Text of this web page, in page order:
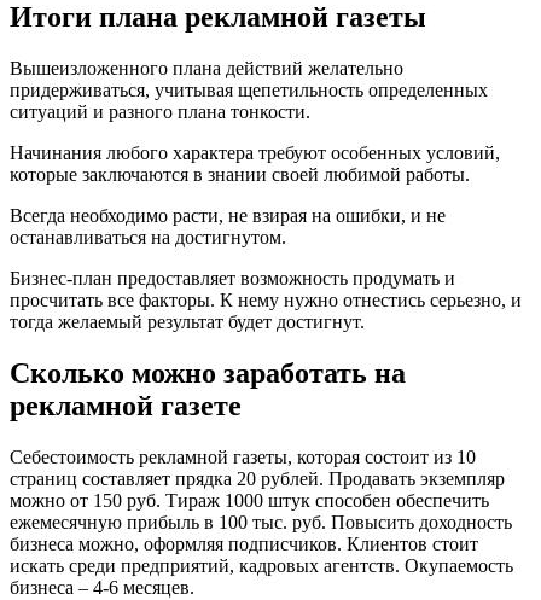
Итоги плана рекламной газеты
Вышеизложенного плана действий желательно
придерживаться, учитывая щепетильность определенных
ситуаций и разного плана тонкости.
Начинания любого характера требуют особенных условий,
которые заключаются в знании своей любимой работы.
Всегда необходимо расти, не взирая на ошибки, и не
останавливаться на достигнутом.
Бизнес-план предоставляет возможность продумать и
просчитать все факторы. К нему нужно отнестись серьезно, и
тогда желаемый результат будет достигнут.
Сколько можно заработать на
рекламной газете
Себестоимость рекламной газеты, которая состоит из 10
страниц составляет прядка 20 рублей. Продавать экземпляр
можно от 150 руб. Тираж 1000 штук способен обеспечить
ежемесячную прибыль в 100 тыс. руб. Повысить доходность
бизнеса можно, оформляя подписчиков. Клиентов стоит
искать среди предприятий, кадровых агентств. Окупаемость
бизнеса – 4-6 месяцев.